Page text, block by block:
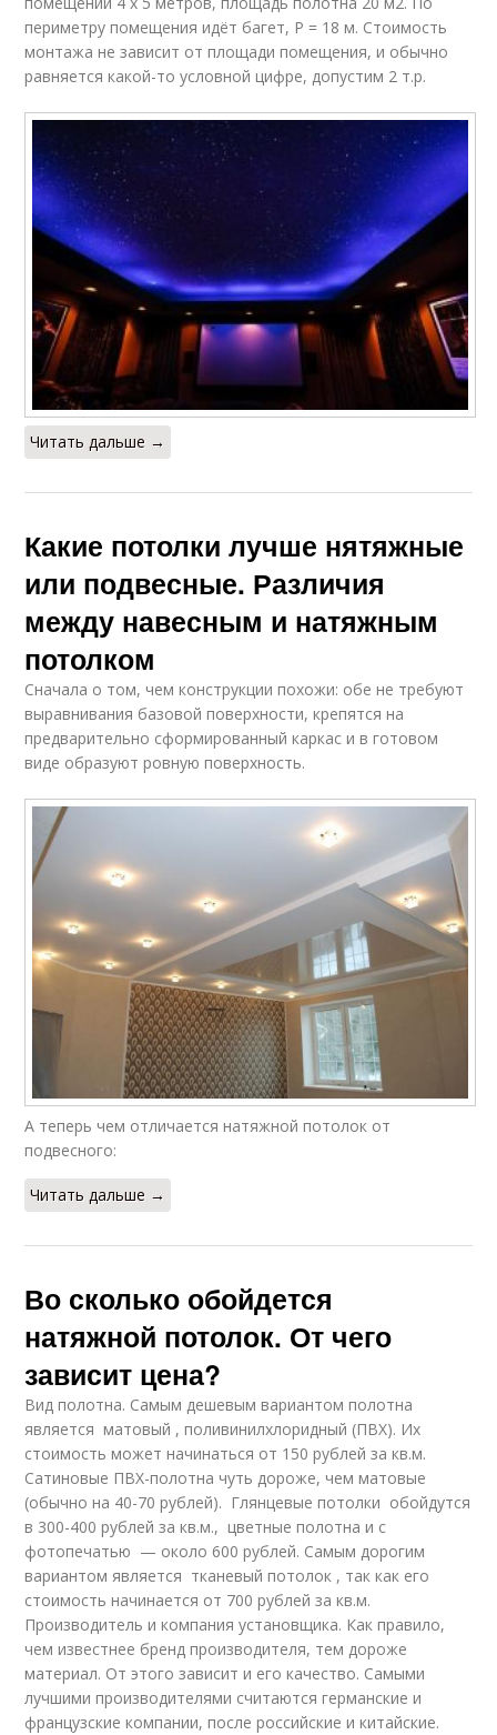
периметру помещения идёт багет, P = 18 м. Стоимость
монтажа не зависит от площади помещения, и обычно
равняется какой-то условной цифре, допустим 2 т.р.
Читать дальше →
Какие потолки лучше нятяжные
или подвесные. Различия
между навесным и натяжным
потолком
Сначала о том, чем конструкции похожи: обе не требуют
выравнивания базовой поверхности, крепятся на
предварительно сформированный каркас и в готовом
виде образуют ровную поверхность.
А теперь чем отличается натяжной потолок от
подвесного:
Читать дальше →
Во сколько обойдется
натяжной потолок. От чего
зависит цена?
Вид полотна. Самым дешевым вариантом полотна
является матовый , поливинилхлоридный (ПВХ). Их
стоимость может начинаться от 150 рублей за кв.м.
Сатиновые ПВХ-полотна чуть дороже, чем матовые
(обычно на 40-70 рублей). Глянцевые потолки обойдутся
в 300-400 рублей за кв.м., цветные полотна и с
фотопечатью — около 600 рублей. Самым дорогим
вариантом является тканевый потолок , так как его
стоимость начинается от 700 рублей за кв.м.
Производитель и компания установщика. Как правило,
чем известнее бренд производителя, тем дороже
материал. От этого зависит и его качество. Самыми
лучшими производителями считаются германские и
французские компании, после российские и китайские.